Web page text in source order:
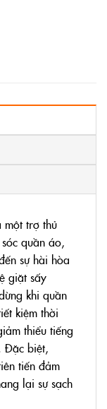
trợ thủ
quần áo,
sự hài hòa
giặt sấy
khi quần
kiệm thời
thiểu tiếng
Đặc biệt,
tiến đảm
lại sự sạch